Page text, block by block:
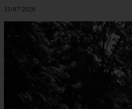
31/07/2026